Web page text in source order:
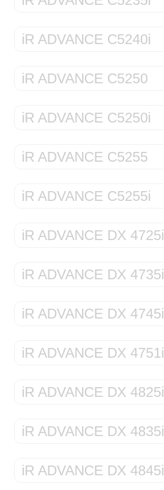
iR ADVANCE C5240i
iR ADVANCE C5250
iR ADVANCE C5250i
iR ADVANCE C5255
iR ADVANCE C5255i
iR ADVANCE DX 4725i
iR ADVANCE DX 4735i
iR ADVANCE DX 4745i
iR ADVANCE DX 4751i
iR ADVANCE DX 4825i
iR ADVANCE DX 4835i
iR ADVANCE DX 4845i